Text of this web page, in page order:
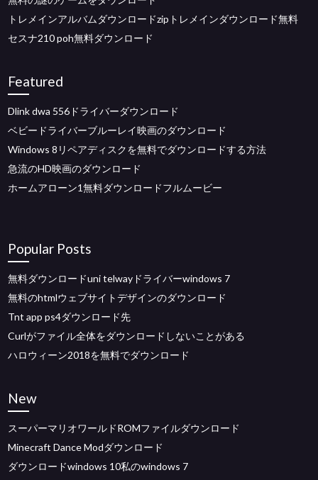
トレメインアルバムダウンロードzipトレメインダウンロード無料
セスナ210 poh無料ダウンロード
Featured
Dlink dwa 556ドライバーダウンロード
ベビードライバーブルーレイ映画のダウンロード
Windows 8リペアディスクを無料でダウンロードする方法
急流のHD映画のダウンロード
ホームアローン1無料ダウンロードフルムービー
Popular Posts
無料ダウンロードuni telwayドライバーwindows 7
無料のhtmlウェブサイトデザインのダウンロード
Tnt app ps4ダウンロード先
Curlがファイル全体をダウンロードしないことがある
ハロウィーン2018を無料でダウンロード
New
スーパーマリオワールドROMファイルダウンロード
Minecraft Dance Modダウンロード
ダウンロードwindows 10私のwindows 7